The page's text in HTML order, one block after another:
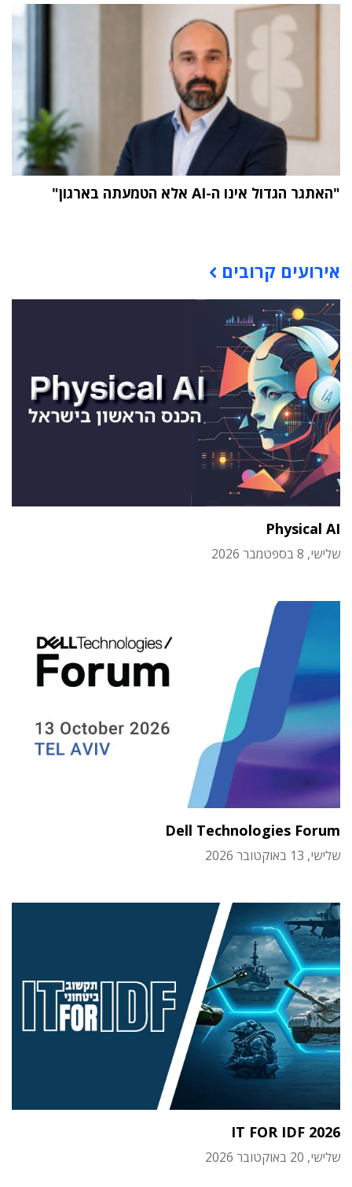
"האתגר הגדול אינו ה-AI אלא הטמעתה בארגון"
אירועים קרובים
Physical AI
שלישי, 8 בספטמבר 2026
Dell Technologies Forum
שלישי, 13 באוקטובר 2026
IT FOR IDF 2026
שלישי, 20 באוקטובר 2026